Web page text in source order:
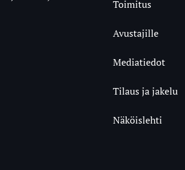
Toimitus
Avustajille
Mediatiedot
Tilaus ja jakelu
Näköislehti